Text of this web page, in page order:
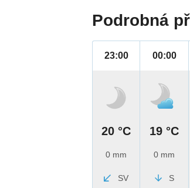
Podrobná
23:00
20 °C
0 mm
SV
00:00
19 °C
0 mm
S